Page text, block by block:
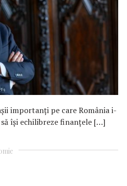
importanți pe care România i-
își echilibreze finanțele […]